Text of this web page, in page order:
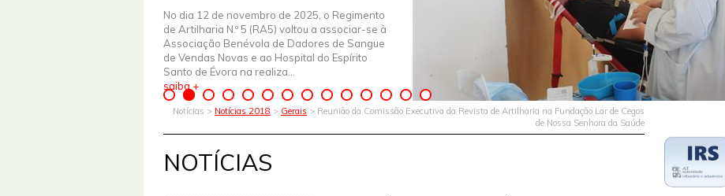
No dia 12 de novembro de 2025, o Regimento
de Artilharia N.º 5 (RA5) voltou a associar-se à
Associação Benévola de Dadores de Sangue
de Vendas Novas e ao Hospital do Espírito
Santo de Évora na realiza...
saiba +
Notícias > Notícias 2018 > Gerais > Reunião da Comissão Executiva da Revista de Artilharia na Fundação Lar de Cegos
de Nossa Senhora da Saúde
NOTÍCIAS